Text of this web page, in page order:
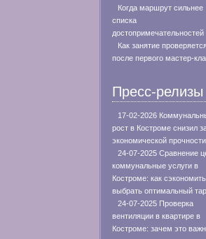
Когда маршрут сильнее
списка
достопримечательностей
Как занятие
после первого мастер-
Пресс-релизы
17-02-2026
рост в Костроме снизил
экономической прочности
24-07-2025 Сравнение
коммунальные услуги в
Костроме: как
выбрать оптимальный
24-07-2025 Проверка
вентиляции в квартире в
Костроме: зачем это